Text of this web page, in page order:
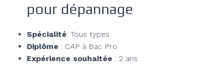
pour dépannage
Spécialité: Tous types
Diplôme : CAP à Bac Pro
Expérience souhaitée : 2 ans